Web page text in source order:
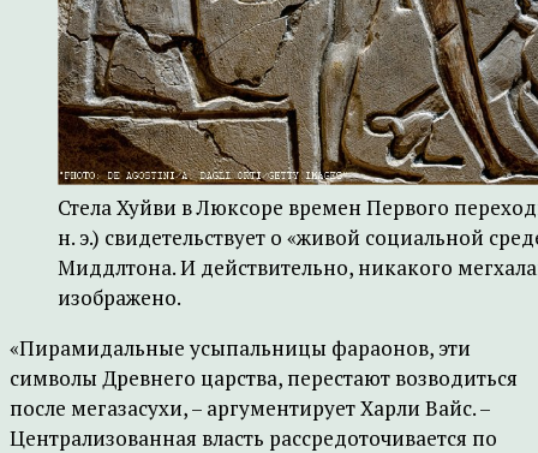
Стела Хуйви в Люксоре времен Первого
н. э.) свидетельствует о «живой социальной
Миддлтона. И действительно, никакого
изображено.
«Пирамидальные усыпальницы фараонов, эти
символы Древнего царства, перестают возводиться
после мегазасухи, – аргументирует Харли Вайс. –
Централизованная власть рассредоточивается по